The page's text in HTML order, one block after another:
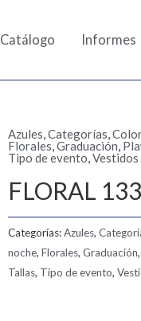
Catálogo Informes
Azules,Categorías,
Florales,Graduación,
Tipo de evento,
FLORAL 133
Categorías:Azules,
noche,Florales,Graduación,
Tallas, Tipo de evento,